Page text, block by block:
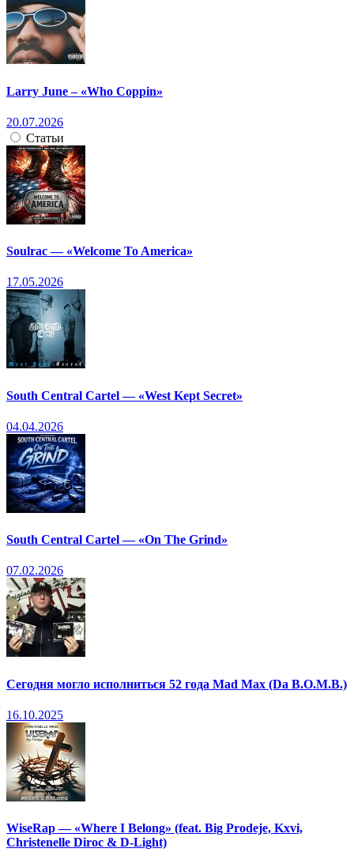
Larry June – «Who Coppin»
20.07.2026
Статьи
Soulrac — «Welcome To America»
17.05.2026
South Central Cartel — «West Kept Secret»
04.04.2026
South Central Cartel — «On The Grind»
07.02.2026
Сегодня могло исполниться 52 года Mad Max (Da B.O.M.B.)
16.10.2025
WiseRap — «Where I Belong» (feat. Big Prodeje, Kxvi,
Christenelle Diroc & D-Light)